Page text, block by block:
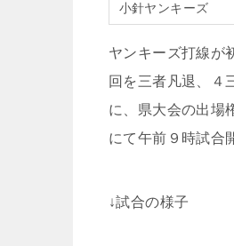
小針ヤンキーズ
ヤンキーズ打線が
回を三者凡退、４
に、県大会の出場
にて午前９時試合
↓試合の様子